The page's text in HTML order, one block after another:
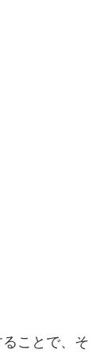
ることで、そ